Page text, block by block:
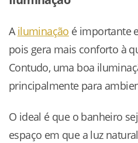
Ailuminação é importante
pois gera mais conforto à
Contudo, uma boa
principalmente para
O ideal é que o banheiro
espaço em que a luz